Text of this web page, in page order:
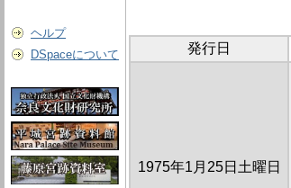
ヘルプ
DSpaceについて
発行日
1975年1月25日土曜日